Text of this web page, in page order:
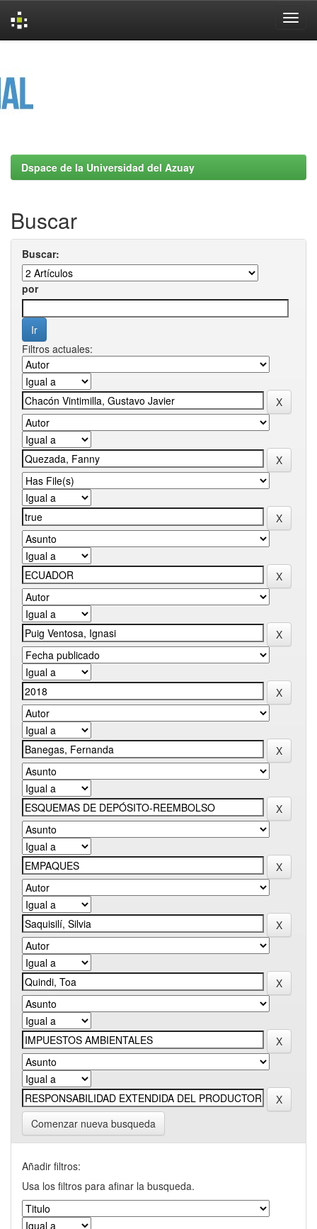
Dspace de la Universidad del Azuay
Buscar
Buscar:
por
Filtros actuales:
Comenzar nueva busqueda
Añadir filtros:
Usa los filtros para afinar la busqueda.